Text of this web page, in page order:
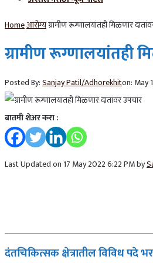
Homeआरोग्यग्रामीण रूग्णालयांतही मिळणार
ग्रामीण रूग्णालयांतही
Posted By:Sanjay Patil/Adhorekhiton: May
बातमी शेअर करा :
Last Updated on 17 May 2022 6:22 PM by
दंतचिकित्सक क्षेत्रातील विविध पदे